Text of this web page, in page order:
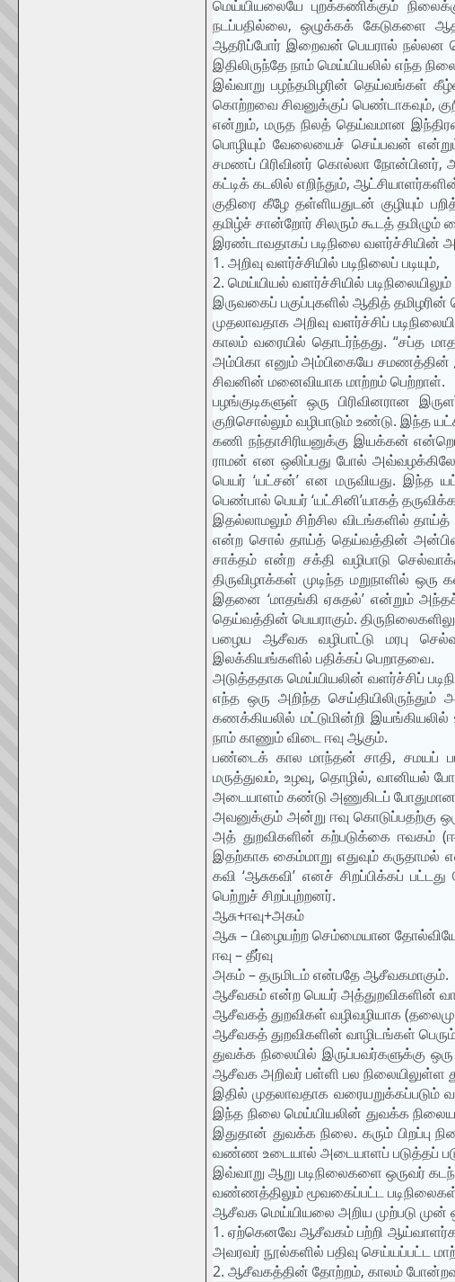
மெய்யியலையே புறக்கணிக்கும்
நடப்பதில்லை, ஒழுக்கக் கேடுகளை
ஆதரிப்போர் இறைவன் பெயரால் நல்லன
இதிலிருந்தே நாம் மெய்யியலில் எந்த
இவ்வாறு பழந்தமிழரின் தெய்வங்கள்
கொற்றவை சிவனுக்குப் பெண்டாகவும்,
என்றும், மருத நிலத் தெய்வமான
பொழியும் வேலையைச் செய்பவன்
சமணப் பிரிவினர் கொல்லா நோன்பினர்,
கட்டிக் கடலில் எறிந்தும்,
குதிரை கீழே தள்ளியதுடன் குழியும்
தமிழ்ச் சான்றோர் சிலரும் கூடத்
இரண்டாவதாகப் படிநிலை வளர்ச்சியின்
1. அறிவு வளர்ச்சியில் படிநிலைப் படியும்,
2. மெய்யியல் வளர்ச்சியில் படிநிலையிலும்
இருவகைப் பகுப்புகளில் ஆதித்
முதலாவதாக அறிவு வளர்ச்சிப்
காலம் வரையில் தொடர்ந்தது. “சப்த
அம்பிகா எனும் அம்பிகையே சமணத்தின்
சிவனின் மனைவியாக மாற்றம் பெற்றாள்.
பழங்குடிகளுள் ஒரு பிரிவினரான
குறிசொல்லும் வழிபாடும் உண்டு. இந்த
கணி நந்தாசிரியனுக்கு இயக்கன்
ராமன் என ஒலிப்பது போல்
பெயர் ‘யட்சன்’ என மருவியது.
பெண்பால் பெயர் ‘யட்சினி’யாகத்
இதல்லாமலும் சிற்சில விடங்களில்
என்ற சொல் தாய்த் தெய்வத்தின்
சாக்தம் என்ற சக்தி வழிபாடு
திருவிழாக்கள் முடிந்த மறுநாளில்
இதனை ‘மாதங்கி ஏசுதல்’ என்றும்
தெய்வத்தின் பெயராகும்.
பழைய ஆசீவக வழிபாட்டு மரபு
இலக்கியங்களில் பதிக்கப் பெறாதவை.
அடுத்ததாக மெய்யியலின் வளர்ச்சிப்
எந்த ஒரு அறிந்த
கணக்கியலில் மட்டுமின்றி
நாம் காணும் விடை ஈவு ஆகும்.
பண்டைக் கால மாந்தன் சாதி, சமயப்
மருத்துவம், உழவு, தொழில், வானியல்
அடையாளம் கண்டு அணுகிடப் போதுமான
அவனுக்கும் அன்று ஈவு கொடுப்பதற்கு
அத் துறவிகளின் கற்படுக்கை ஈவகம்
இதற்காக கைம்மாறு எதுவும் கருதாமல்
கவி ‘ஆசுகவி’ எனச் சிறப்பிக்கப்
பெற்றுச் சிறப்புற்றனர்.
ஆசு+ஈவு+அகம்
ஆசு – பிழையற்ற செம்மையான
ஈவு – தீர்வு
அகம் – தருமிடம் என்பதே ஆசீவகமாகும்.
ஆசீவகம் என்ற பெயர் அத்துறவிகளின்
ஆசீவகத் துறவிகள் வழிவழியாக
ஆசீவகத் துறவிகளின் வாழிடங்கள்
துவக்க நிலையில் இருப்பவர்களுக்கு
ஆசீவக அறிவர் பள்ளி பல
இதில் முதலாவதாக
இந்த நிலை மெய்யியலின் துவக்க
இதுதான் துவக்க நிலை. கரும் பிறப்பு
வண்ண உடையால் அடையாளப் படுத்தப்
இவ்வாறு ஆறு படிநிலைகளை ஒருவர்
வண்ணத்திலும் மூவகைப்பட்ட
ஆசீவக மெய்யியலை அறிய முற்படு முன்
1. ஏற்கெனவே ஆசீவகம் பற்றி
அவரவர் நூல்களில் பதிவு செய்யப்பட்ட
2. ஆசீவகத்தின் தோற்றம், காலம்